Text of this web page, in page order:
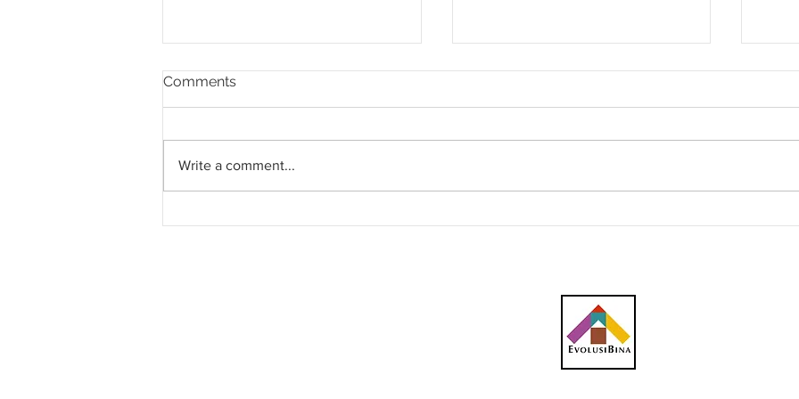
Kementerian Sumber Asli
dan Pembangunan Bandar:
Kuching, Sibu, Bintulu, Miri
Comments
Write a comment...